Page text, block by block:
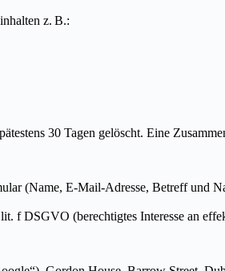
z. B.:
30 Tagen gelöscht. Eine
(Name, E-Mail-Adresse, Betreff und
f DSGVO (berechtigtes Interesse an